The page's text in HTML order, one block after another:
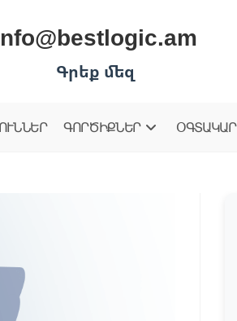
Գրեք մեզ
ԳՈՐԾԻՔՆԵՐ ՕԳՏԱԿԱՐ